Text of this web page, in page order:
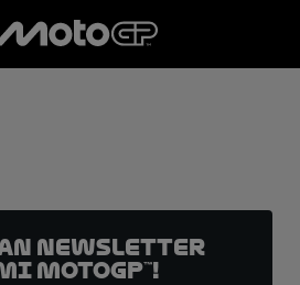
Newsletter
MotoGP™!